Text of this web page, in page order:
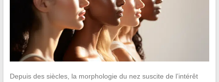
Depuis des siècles, la morphologie du nez suscite de l’intérêt